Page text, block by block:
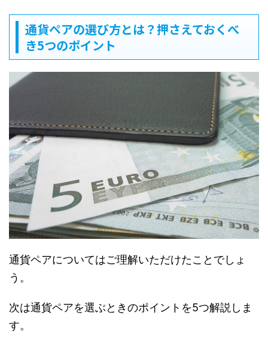
通貨ペアの選び方とは？押さえておくべ
き5つのポイント
通貨ペアについてはご理解いただけたことでしょ
う。
次は通貨ペアを選ぶときのポイントを5つ解説しま
す。